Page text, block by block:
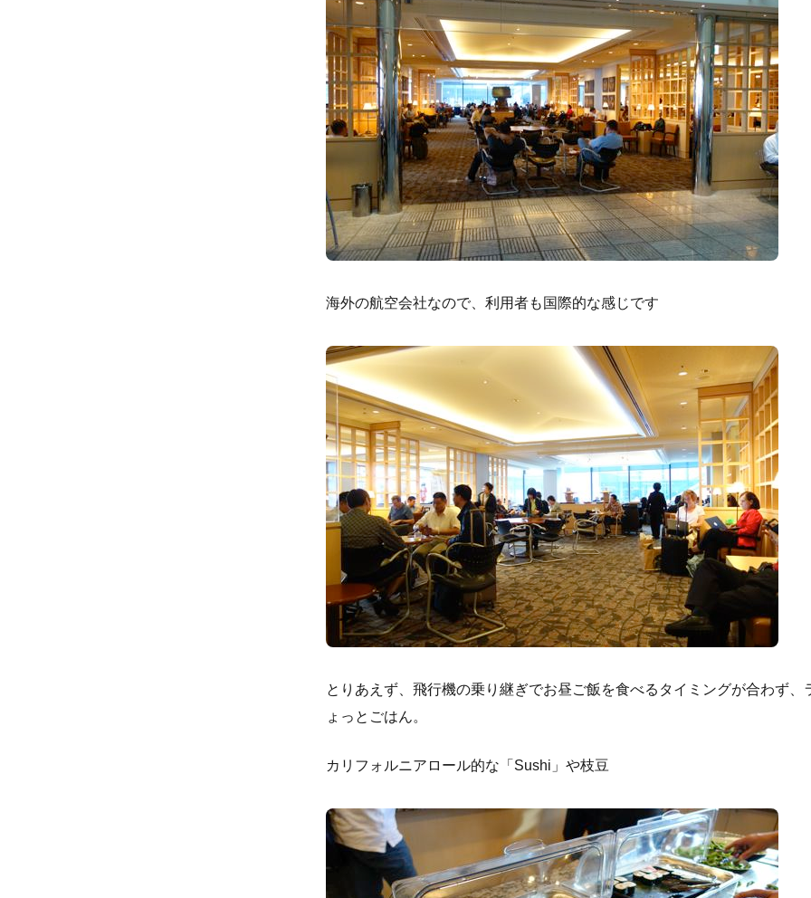
海外の航空会社なので、利用者も国際的な感じです
とりあえず、飛行機の乗り継ぎでお昼ご飯を食べるタイミングが合わず、
ょっとごはん。
カリフォルニアロール的な「Sushi」や枝豆